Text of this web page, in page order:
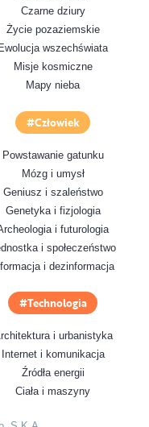
Czarne dziury
Życie pozaziemskie
Ewolucja wszechświata
Misje kosmiczne
Mapy nieba
Człowiek
Powstawanie gatunku
Mózg i umysł
Geniusz i szaleństwo
Genetyka i fizjologia
i futurologia
i społeczeństwo
i dezinformacja
Technologia
i urbanistyka
Internet i komunikacja
Źródła energii
Ciała i maszyny